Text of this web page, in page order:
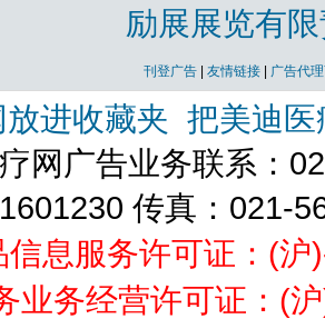
励展展览有
刊登广告 友情链接 广告代
进收藏夹 把美迪
网广告业务联系：
传真：021-
息服务许可证：(
业务经营许可证：(